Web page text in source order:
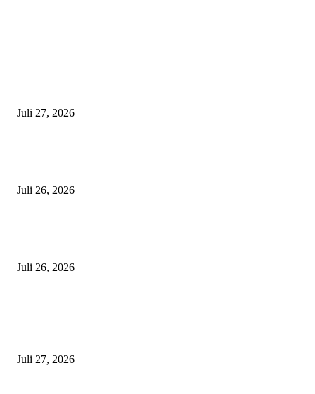
Juli 27, 2026
Juli 26, 2026
Juli 26, 2026
Juli 27, 2026